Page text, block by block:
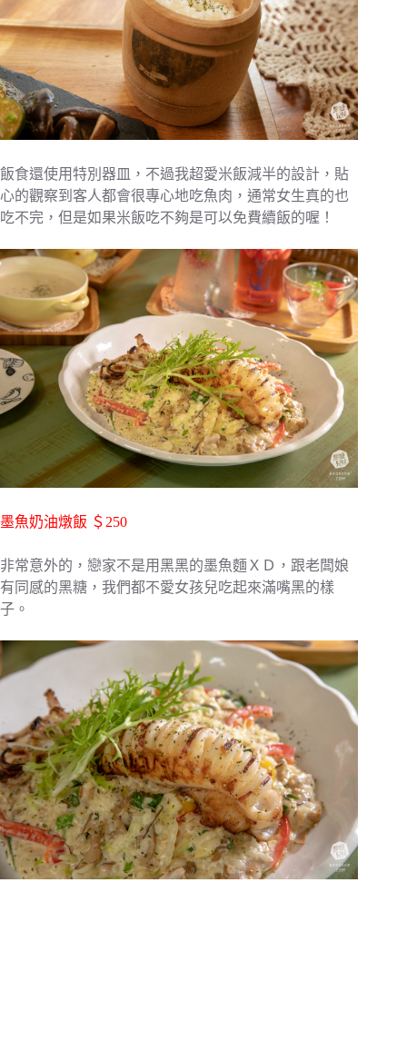
飯食還使用特別器皿，不過我超愛米飯減半的設計，貼
心的觀察到客人都會很專心地吃魚肉，通常女生真的也
吃不完，但是如果米飯吃不夠是可以免費續飯的喔！
墨魚奶油燉飯 ＄250
非常意外的，戀家不是用黑黑的墨魚麵ＸＤ，跟老闆娘
有同感的黑糖，我們都不愛女孩兒吃起來滿嘴黑的樣
子。